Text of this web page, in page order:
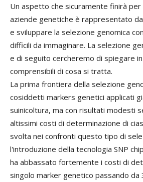
Un aspetto che sicuramente finirà
aziende genetiche è rappresentato
e sviluppare la selezione genomica
difficili da immaginare. La selezione
e di seguito cercheremo di spiegare
comprensibili di cosa si tratta.
La prima frontiera della selezione
cosiddetti markers genetici applicati
suinicoltura, ma con risultati modesti
altissimi costi di determinazione di
svolta nei confronti questo tipo di
l'introduzione della tecnologia SNP
ha abbassato fortemente i costi di
singolo marker genetico passando